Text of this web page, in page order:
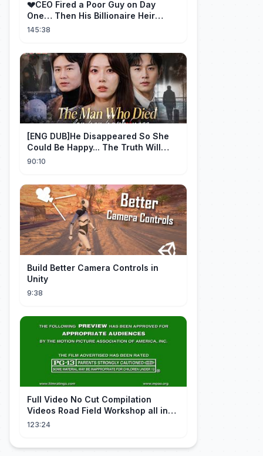
💔CEO Fired a Poor Guy on Day
One… Then His Billionaire Heir
Identity Shocked Everyone!
145:38
[ENG DUB]He Disappeared So She
Could Be Happy... The Truth Will
Make You Cry #emotional #shorts
90:10
Build Better Camera Controls in
Unity
9:38
FuII Video No Cut Compilation
Videos Road Field Workshop all in
one Car Console Device &
123:24